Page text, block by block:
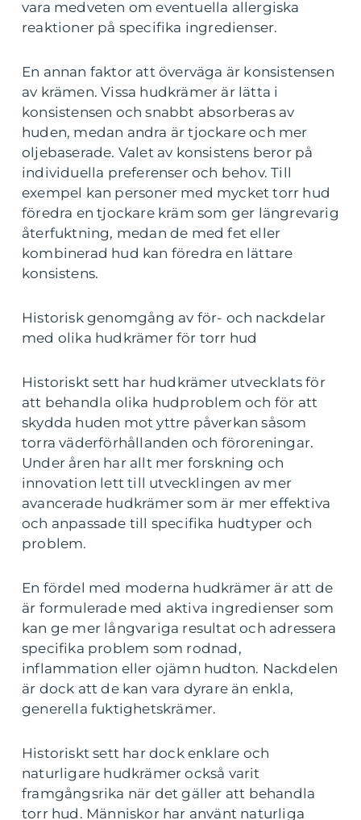
vara medveten om eventuella allergiska
reaktioner på specifika ingredienser.
En annan faktor att överväga är konsistensen
av krämen. Vissa hudkrämer är lätta i
konsistensen och snabbt absorberas av
huden, medan andra är tjockare och mer
oljebaserade. Valet av konsistens beror på
individuella preferenser och behov. Till
exempel kan personer med mycket torr hud
föredra en tjockare kräm som ger längrevarig
återfuktning, medan de med fet eller
kombinerad hud kan föredra en lättare
konsistens.
Historisk genomgång av för- och nackdelar
med olika hudkrämer för torr hud
Historiskt sett har hudkrämer utvecklats för
att behandla olika hudproblem och för att
skydda huden mot yttre påverkan såsom
torra väderförhållanden och föroreningar.
Under åren har allt mer forskning och
innovation lett till utvecklingen av mer
avancerade hudkrämer som är mer effektiva
och anpassade till specifika hudtyper och
problem.
En fördel med moderna hudkrämer är att de
är formulerade med aktiva ingredienser som
kan ge mer långvariga resultat och adressera
specifika problem som rodnad,
inflammation eller ojämn hudton. Nackdelen
är dock att de kan vara dyrare än enkla,
generella fuktighetskrämer.
Historiskt sett har dock enklare och
naturligare hudkrämer också varit
framgångsrika när det gäller att behandla
torr hud. Människor har använt naturliga